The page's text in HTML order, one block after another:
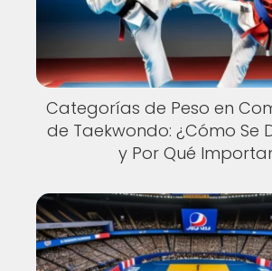
Categorías de Peso en
de Taekwondo: ¿Cómo Se
y Por Qué